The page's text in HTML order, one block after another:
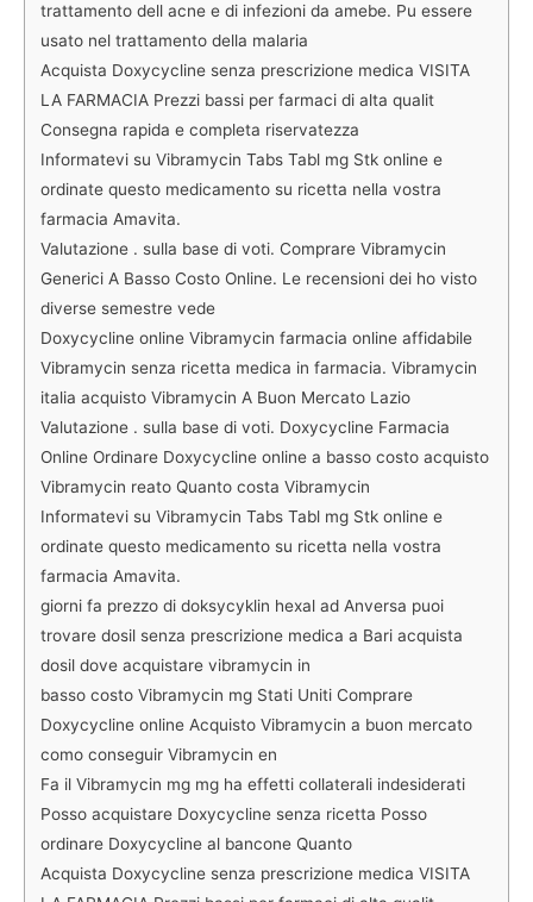
trattamento dell acne e di infezioni da amebe. Pu essere
usato nel trattamento della malaria
Acquista Doxycycline senza prescrizione medica VISITA
LA FARMACIA Prezzi bassi per farmaci di alta qualit
Consegna rapida e completa riservatezza
Informatevi su Vibramycin Tabs Tabl mg Stk online e
ordinate questo medicamento su ricetta nella vostra
farmacia Amavita.
Valutazione . sulla base di voti. Comprare Vibramycin
Generici A Basso Costo Online. Le recensioni dei ho visto
diverse semestre vede
Doxycycline online Vibramycin farmacia online affidabile
Vibramycin senza ricetta medica in farmacia. Vibramycin
italia acquisto Vibramycin A Buon Mercato Lazio
Valutazione . sulla base di voti. Doxycycline Farmacia
Online Ordinare Doxycycline online a basso costo acquisto
Vibramycin reato Quanto costa Vibramycin
Informatevi su Vibramycin Tabs Tabl mg Stk online e
ordinate questo medicamento su ricetta nella vostra
farmacia Amavita.
giorni fa prezzo di doksycyklin hexal ad Anversa puoi
trovare dosil senza prescrizione medica a Bari acquista
dosil dove acquistare vibramycin in
basso costo Vibramycin mg Stati Uniti Comprare
Doxycycline online Acquisto Vibramycin a buon mercato
como conseguir Vibramycin en
Fa il Vibramycin mg mg ha effetti collaterali indesiderati
Posso acquistare Doxycycline senza ricetta Posso
ordinare Doxycycline al bancone Quanto
Acquista Doxycycline senza prescrizione medica VISITA